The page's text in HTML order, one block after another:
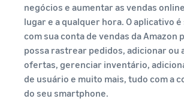
negócios e aumentar as vendas
lugar e a qualquer hora. O aplicativo
com sua conta de vendas da Amazon
possa rastrear pedidos, adicionar ou
ofertas, gerenciar inventário,
de usuário e muito mais, tudo com a
do seu smartphone.